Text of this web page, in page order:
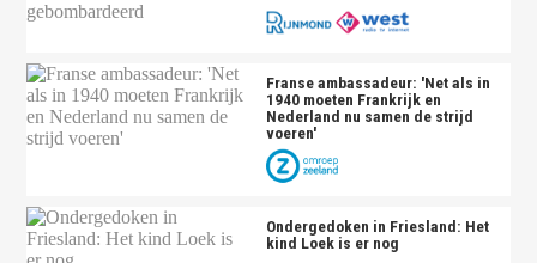
Franse ambassadeur: 'Net als in
1940 moeten Frankrijk en
Nederland nu samen de strijd
voeren'
Ondergedoken in Friesland: Het
kind Loek is er nog